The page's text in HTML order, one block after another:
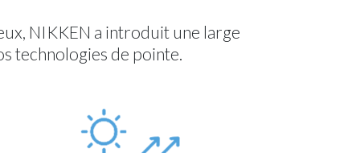
NIKKEN a introduit une large
technologies de pointe.